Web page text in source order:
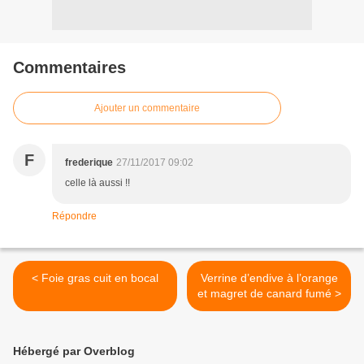
Commentaires
Ajouter un commentaire
F frederique 27/11/2017 09:02
celle là aussi !!
Répondre
< Foie gras cuit en bocal
Verrine d’endive à l’orange
et magret de canard fumé >
Hébergé par Overblog